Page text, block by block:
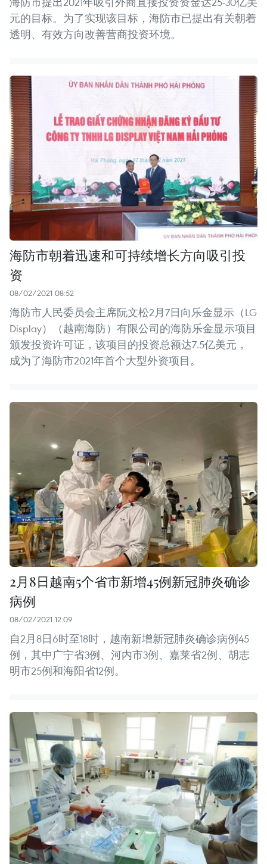
元的目标。为了实现该目标，海防市已提出有关朝着
透明、有效方向改善营商投资环境。
海防市朝着迅速和可持续增长方向吸引投
资
08/02/2021 08:52
海防市人民委员会主席阮文松2月7日向乐金显示（LG
Display）（越南海防）有限公司的海防乐金显示项目
颁发投资许可证，该项目的投资总额达7.5亿美元，
成为了海防市2021年首个大型外资项目。
2月8日越南5个省市新增45例新冠肺炎确诊
病例
08/02/2021 12:09
自2月8日6时至18时，越南新增新冠肺炎确诊病例45
例，其中广宁省3例、河内市3例、嘉莱省2例、胡志
明市25例和海阳省12例。